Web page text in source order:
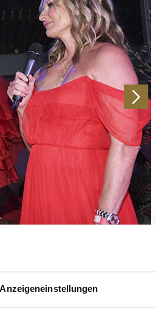
Anzeigeneinstellungen